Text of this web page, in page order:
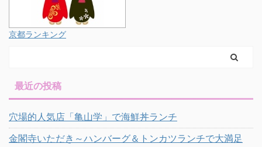
京都ランキング
最近の投稿
穴場的人気店「亀山学」で海鮮丼ランチ
金閣寺いただき～ハンバーグ＆トンカツランチで大満足